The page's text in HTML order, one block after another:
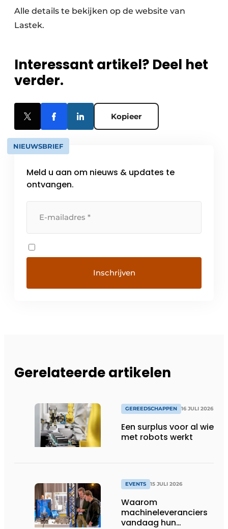
Alle details te bekijken op de website van
Lastek.
Interessant artikel? Deel het
verder.
Kopieer
NIEUWSBRIEF
Meld u aan om nieuws & updates te
ontvangen.
Gerelateerde artikelen
GEREEDSCHAPPEN 16 JULI 2026
Een surplus voor al wie
met robots werkt
EVENTS 15 JULI 2026
Waarom
machineleveranciers
vandaag hun